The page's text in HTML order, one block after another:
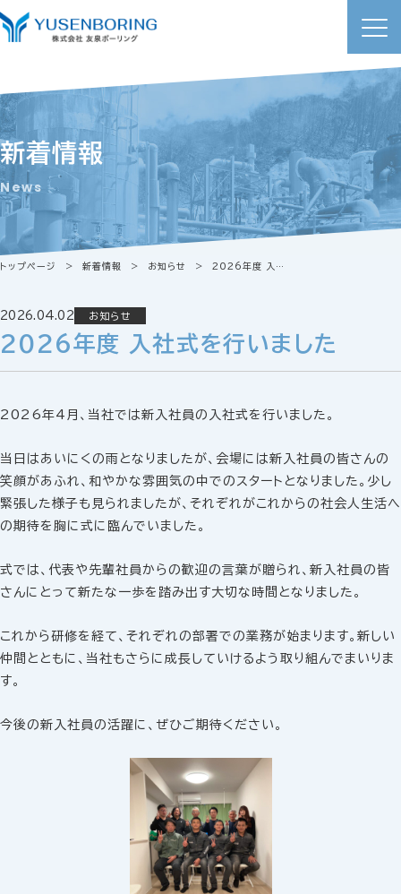
新着情報
News
トップページ 新着情報 お知らせ 2026年度 入社式を行いました
2026.04.02 お知らせ
2026年度 入社式を行いました
2026年4月、当社では新入社員の入社式を行いました。
当日はあいにくの雨となりましたが、会場には新入社員の皆さんの
笑顔があふれ、和やかな雰囲気の中でのスタートとなりました。少し
緊張した様子も見られましたが、それぞれがこれからの社会人生活へ
の期待を胸に式に臨んでいました。
式では、代表や先輩社員からの歓迎の言葉が贈られ、新入社員の皆
さんにとって新たな一歩を踏み出す大切な時間となりました。
これから研修を経て、それぞれの部署での業務が始まります。新しい
仲間とともに、当社もさらに成長していけるよう取り組んでまいりま
す。
今後の新入社員の活躍に、ぜひご期待ください。